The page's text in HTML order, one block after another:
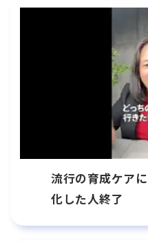
流行の育成ケア
化した人終了